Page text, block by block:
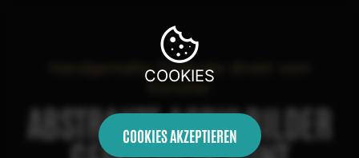
Handgemalte Originale direkt vom
Künstler
ABSTRAKTE ACRYLBILDER
COOKIES
COOKIES AKZEPTIEREN